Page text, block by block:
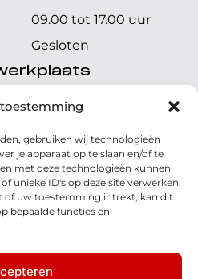
gebruiken wij technologieën
je apparaat op te slaan en/of te
met deze technologieën kunnen
unieke ID's op deze site verwerken.
of uw toestemming intrekt, kan dit
bepaalde functies en
09.00 tot 17.00 uur
Gesloten
08.00 tot 17.00 uur
Gesloten